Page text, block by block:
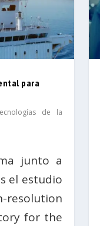
para
de la
junto a
el estudio
resolution
for the